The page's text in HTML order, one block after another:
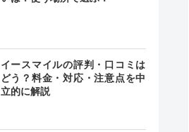
イースマイルの評判・口コミは
どう？料金・対応・注意点を中
立的に解説